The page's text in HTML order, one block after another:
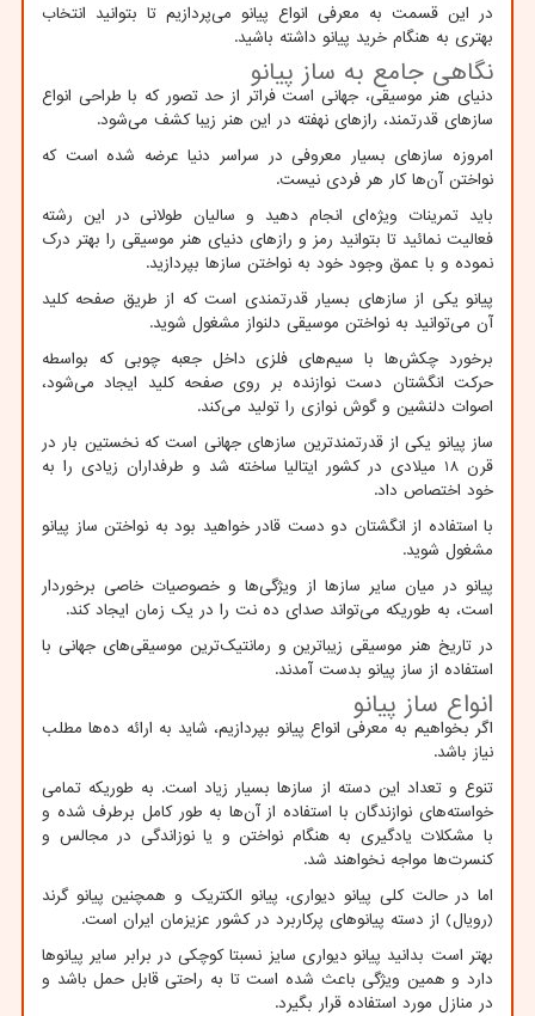
در این قسمت به معرفی انواع پیانو می‌پردازیم تا بتوانید انتخاب
بهتری به هنگام خرید پیانو داشته باشید.
نگاهی جامع به ساز پیانو
دنیای هنر موسیقی، جهانی است فراتر از حد تصور که با طراحی انواع
سازهای قدرتمند، رازهای نهفته در این هنر زیبا کشف می‌شود.
امروزه سازهای بسیار معروفی در سراسر دنیا عرضه شده است که
نواختن آن‌ها کار هر فردی نیست.
باید تمرینات ویژه‌ای انجام دهید و سالیان طولانی در این رشته
فعالیت نمائید تا بتوانید رمز و رازهای دنیای هنر موسیقی را بهتر درک
نموده و با عمق وجود خود به نواختن سازها بپردازید.
پیانو یکی از سازهای بسیار قدرتمندی است که از طریق صفحه کلید
آن می‌توانید به نواختن موسیقی دلنواز مشغول شوید.
برخورد چکش‌ها با سیم‌های فلزی داخل جعبه چوبی که بواسطه
حرکت انگشتان دست نوازنده بر روی صفحه کلید ایجاد می‌شود،
اصوات دلنشین و گوش نوازی را تولید می‌کند.
ساز پیانو یکی از قدرتمندترین سازهای جهانی است که نخستین بار در
قرن 18 میلادی در کشور ایتالیا ساخته شد و طرفداران زیادی را به
خود اختصاص داد.
با استفاده از انگشتان دو دست قادر خواهید بود به نواختن ساز پیانو
مشغول شوید.
پیانو در میان سایر سازها از ویژگی‌ها و خصوصیات خاصی برخوردار
است، به طوریکه می‌تواند صدای ده نت را در یک زمان ایجاد کند.
در تاریخ هنر موسیقی زیباترین و رمانتیک‌ترین موسیقی‌های جهانی با
استفاده از ساز پیانو بدست آمدند.
انواع ساز پیانو
اگر بخواهیم به معرفی انواع پیانو بپردازیم، شاید به ارائه ده‌ها مطلب
نیاز باشد.
تنوع و تعداد این دسته از سازها بسیار زیاد است. به طوریکه تمامی
خواسته‌های نوازندگان با استفاده از آن‌ها به طور کامل برطرف شده و
با مشکلات یادگیری به هنگام نواختن و یا نوزاندگی در مجالس و
کنسرت‌ها مواجه نخواهند شد.
اما در حالت کلی پیانو دیواری، پیانو الکتریک و همچنین پیانو گرند
(رویال) از دسته پیانوهای پرکاربرد در کشور عزیزمان ایران است.
بهتر است بدانید پیانو دیواری سایز نسبتا کوچکی در برابر سایر پیانوها
دارد و همین ویژگی باعث شده است تا به راحتی قابل حمل باشد و
در منازل مورد استفاده قرار بگیرد.